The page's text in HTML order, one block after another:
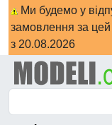
Ми будемо у
замовлення за цей
з 20.08.2026